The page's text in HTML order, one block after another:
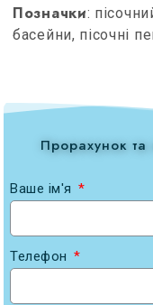
Позначки:
басейни, пісочні
Прорахунок
Ваше ім'я
Телефон